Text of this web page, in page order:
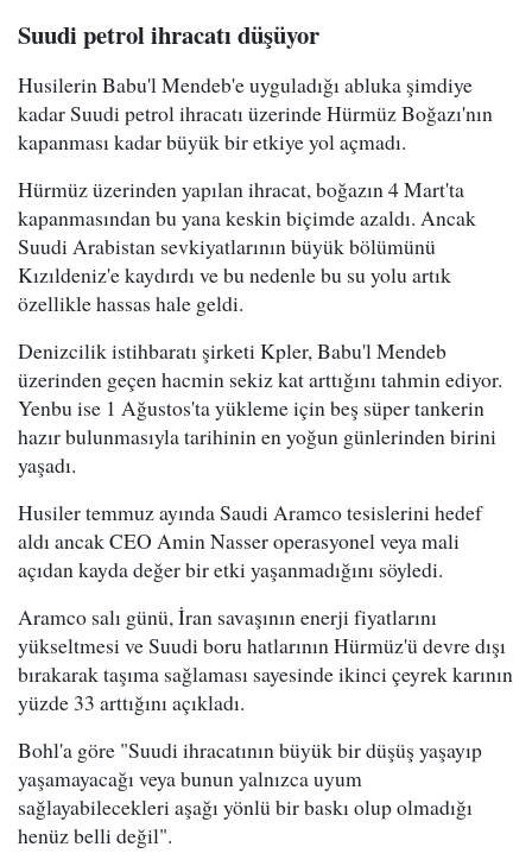
Suudi petrol ihracatı düşüyor
Husilerin Babu'l Mendeb'e uyguladığı abluka şimdiye
kadar Suudi petrol ihracatı üzerinde Hürmüz Boğazı'nın
kapanması kadar büyük bir etkiye yol açmadı.
Hürmüz üzerinden yapılan ihracat, boğazın 4 Mart'ta
kapanmasından bu yana keskin biçimde azaldı. Ancak
Suudi Arabistan sevkiyatlarının büyük bölümünü
Kızıldeniz'e kaydırdı ve bu nedenle bu su yolu artık
özellikle hassas hale geldi.
Denizcilik istihbaratı şirketi Kpler, Babu'l Mendeb
üzerinden geçen hacmin sekiz kat arttığını tahmin ediyor.
Yenbu ise 1 Ağustos'ta yükleme için beş süper tankerin
hazır bulunmasıyla tarihinin en yoğun günlerinden birini
yaşadı.
Husiler temmuz ayında Saudi Aramco tesislerini hedef
aldı ancak CEO Amin Nasser operasyonel veya mali
açıdan kayda değer bir etki yaşanmadığını söyledi.
Aramco salı günü, İran savaşının enerji fiyatlarını
yükseltmesi ve Suudi boru hatlarının Hürmüz'ü devre dışı
bırakarak taşıma sağlaması sayesinde ikinci çeyrek karının
yüzde 33 arttığını açıkladı.
Bohl'a göre "Suudi ihracatının büyük bir düşüş yaşayıp
yaşamayacağı veya bunun yalnızca uyum
sağlayabilecekleri aşağı yönlü bir baskı olup olmadığı
henüz belli değil".